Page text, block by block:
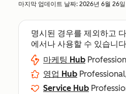
마지막 업데이트 날짜: 2026년 6월 26일
명시된 경우를 제외하고
에서나 사용할 수 있습니
마케팅 Hub
영업 Hub
Service Hub